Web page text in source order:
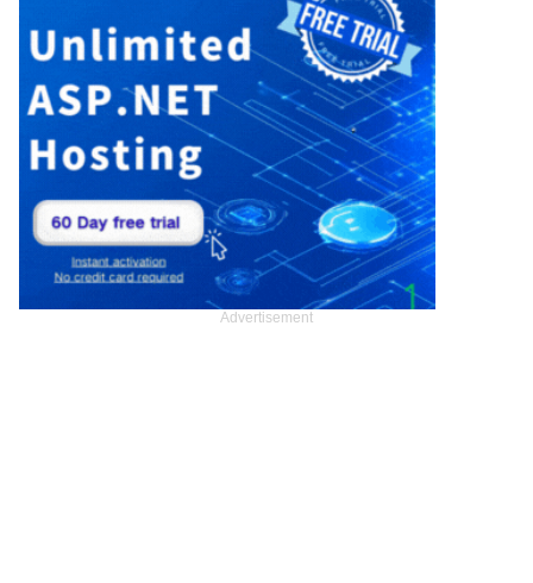
Advertisement